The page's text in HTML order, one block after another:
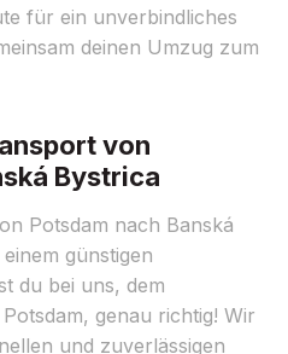
für ein unverbindliches
deinen Umzug zum
von
Bystrica
Potsdam nach Banská
günstigen
du bei uns, dem
genau richtig! Wir
und zuverlässigen